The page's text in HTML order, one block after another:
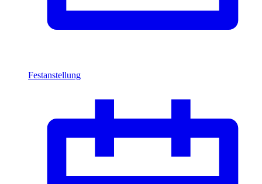
Festanstellung